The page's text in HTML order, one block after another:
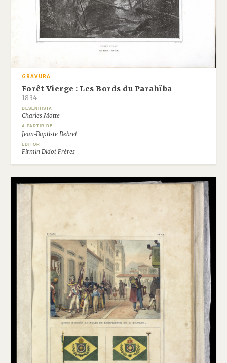
GRAVURA
Forêt Vierge : Les Bords du Parahïba
1834
DESENHISTA
Charles Motte
A PARTIR DE
Jean-Baptiste Debret
EDITOR
Firmin Didot Frères